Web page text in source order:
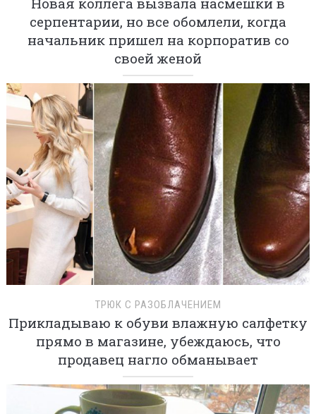
серпентарии, но все обомлели, когда
начальник пришел на корпоратив со
своей женой
ТРЮК С РАЗОБЛАЧЕНИЕМ
Прикладываю к обуви влажную салфетку
прямо в магазине, убеждаюсь, что
продавец нагло обманывает